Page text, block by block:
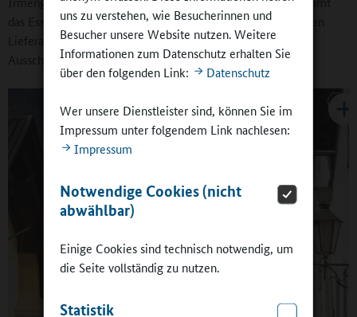
uns zu verstehen, wie Besucherinnen und
Besucher unsere Website nutzen. Weitere
Informationen zum Datenschutz erhalten Sie
über den folgenden Link:
Datenschutz
Wer unsere Dienstleister sind, können Sie im
Impressum unter folgendem Link nachlesen:
Impressum
Notwendige Cookies (nicht
abwählbar)
Einige Cookies sind technisch notwendig, um
die Seite vollständig zu nutzen.
Statistik
das Essen überall von Caterern. Jede Schule hat ihren eigenen
Lieferanten. Der Standard ist dabei hoch, was wir durch die
Ausschreibungen sicherstellen.